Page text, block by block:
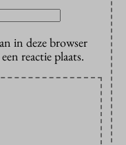
in deze browser
reactie plaats.